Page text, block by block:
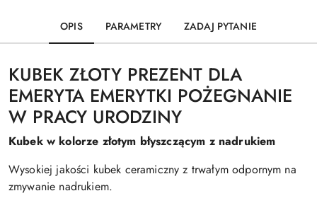
OPIS PARAMETRY ZADAJ PYTANIE
KUBEK ZŁOTY PREZENT DLA
EMERYTA EMERYTKI POŻEGNANIE
W PRACY URODZINY
Kubek w kolorze złotym błyszczącym z nadrukiem
Wysokiej jakości kubek ceramiczny z trwałym odpornym na
zmywanie nadrukiem.